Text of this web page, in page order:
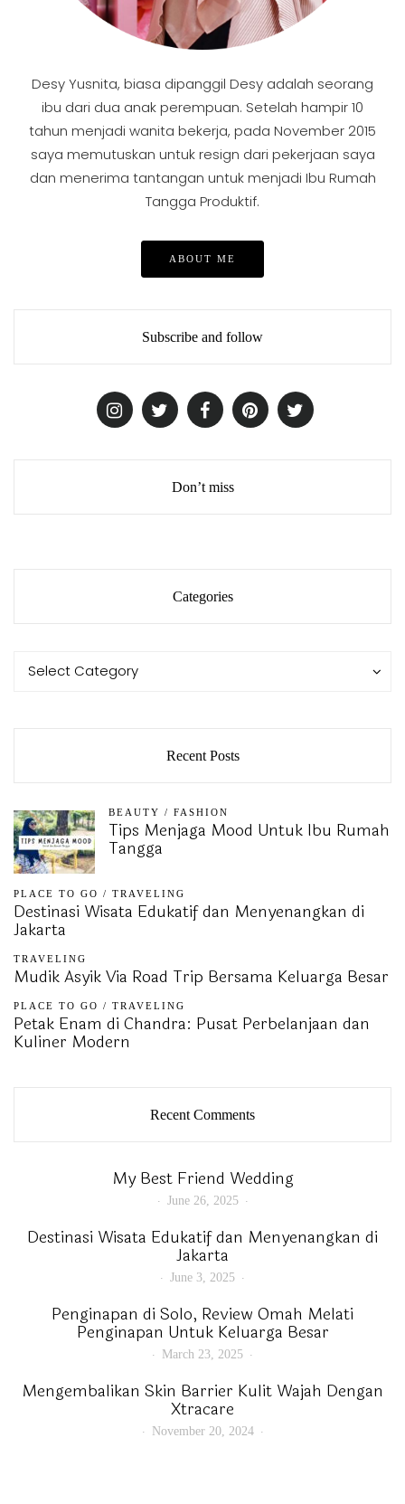
Desy Yusnita, biasa dipanggil Desy adalah seorang
ibu dari dua anak perempuan. Setelah hampir 10
tahun menjadi wanita bekerja, pada November 2015
saya memutuskan untuk resign dari pekerjaan saya
dan menerima tantangan untuk menjadi Ibu Rumah
Tangga Produktif.
ABOUT ME
Subscribe and follow
Don’t miss
Categories
Categories
Select Category
Categories
Recent Posts
BEAUTY / FASHION
Tips Menjaga Mood Untuk Ibu Rumah
Tangga
PLACE TO GO / TRAVELING
Destinasi Wisata Edukatif dan Menyenangkan di
Jakarta
TRAVELING
Mudik Asyik Via Road Trip Bersama Keluarga Besar
PLACE TO GO / TRAVELING
Petak Enam di Chandra: Pusat Perbelanjaan dan
Kuliner Modern
Recent Comments
My Best Friend Wedding
June 26, 2025
Destinasi Wisata Edukatif dan Menyenangkan di
Jakarta
June 3, 2025
Penginapan di Solo, Review Omah Melati
Penginapan Untuk Keluarga Besar
March 23, 2025
Mengembalikan Skin Barrier Kulit Wajah Dengan
Xtracare
November 20, 2024